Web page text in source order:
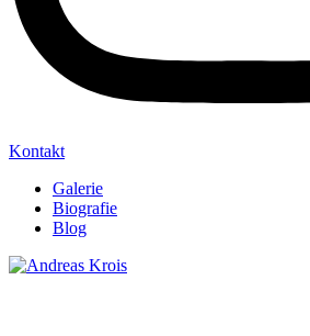
Kontakt
Galerie
Biografie
Blog